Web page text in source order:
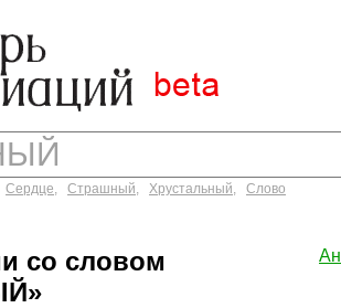
Сердце, Страшный, Хрустальный, Слово
со словом